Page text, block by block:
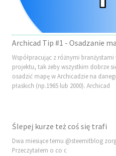
Archicad Tip #1 - Osadzanie
Współpracując z różnymi
projektu, tak żeby wszystkim dobrze
osadzić mapę w Archicadzie na
płaskich (np.1965 lub 2000). Archicad
Ślepej kurze też coś się trafi
Dwa miesiące temu @steemitblog
Przeczytałem o co c